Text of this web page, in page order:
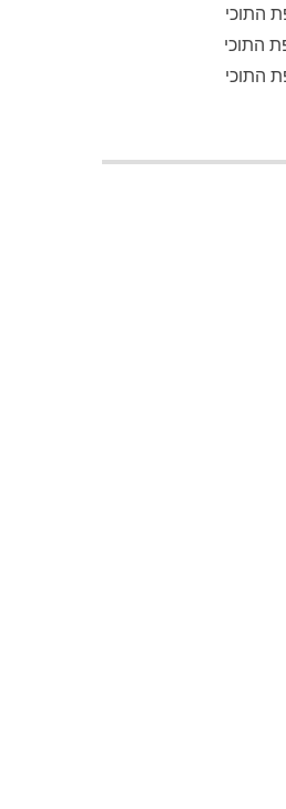
התוכי
התוכי
התוכי